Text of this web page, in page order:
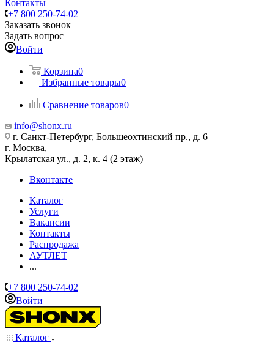
Контакты
+7 800 250-74-02
Заказать звонок
Задать вопрос
Войти
Корзина0
Избранные товары0
Сравнение товаров0
info@shonx.ru
г. Санкт-Петербург, Большеохтинский пр., д. 6
г. Москва,
Крылатская ул., д. 2, к. 4 (2 этаж)
Вконтакте
Каталог
Услуги
Вакансии
Контакты
Распродажа
АУТЛЕТ
...
+7 800 250-74-02
Войти
Каталог